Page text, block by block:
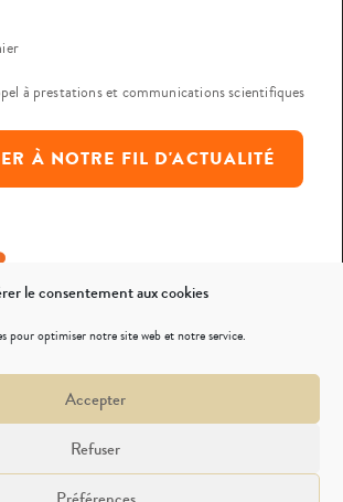
le consentement aux cookies
pour optimiser notre site web et notre service.
Accepter
Refuser
à prestations et communications scientifiques
À NOTRE FIL D'ACTUALITÉ